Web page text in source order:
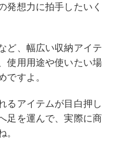
発想力に拍手したいく
ど、幅広い収納アイテ
使用用途や使いたい場
ですよ。
るアイテムが目白押し
足を運んで、実際に商